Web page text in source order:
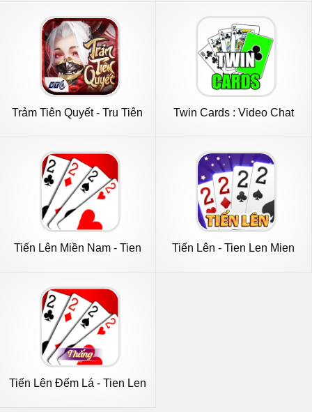
Trảm Tiên Quyết - Tru Tiên
Twin Cards : Video Chat
Tiến Lên Miền Nam - Tien
Tiến Lên - Tien Len Mien
Tiến Lên Đếm Lá - Tien Len